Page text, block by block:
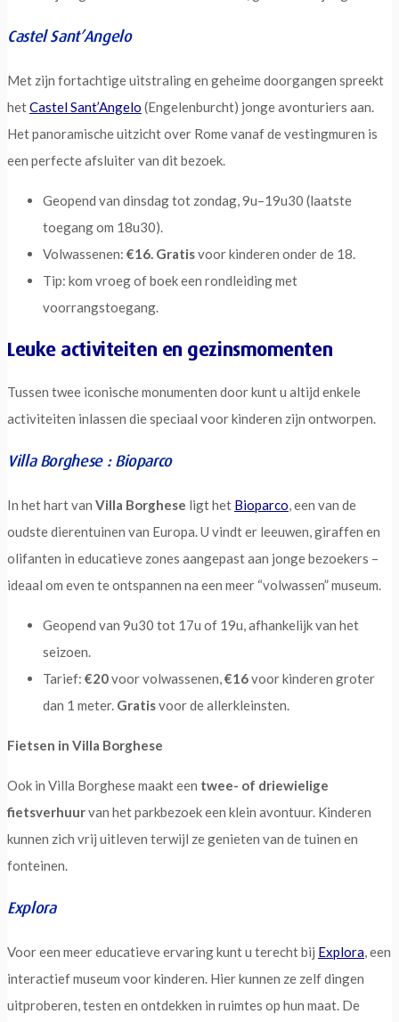
Castel Sant’Angelo
Met zijn fortachtige uitstraling en geheime doorgangen spreekt
hetCastel Sant’Angelo (Engelenburcht) jonge avonturiers aan.
Het panoramische uitzicht over Rome vanaf de vestingmuren is
een perfecte afsluiter van dit bezoek.
Geopend van dinsdag tot zondag, 9u–19u30 (laatste
toegang om 18u30).
Volwassenen: €16. Gratisvoor kinderen onder de 18.
Tip: kom vroeg of boek een rondleiding met
voorrangstoegang.
Leuke activiteiten en gezinsmomenten
Tussen twee iconische monumenten door kunt u altijd enkele
activiteiten inlassen die speciaal voor kinderen zijn ontworpen.
Villa Borghese : Bioparco
In het hart van Villa Borghese ligt het Bioparco, een van de
oudste dierentuinen van Europa. U vindt er leeuwen, giraffen en
olifanten in educatieve zones aangepast aan jonge bezoekers –
ideaal om even te ontspannen na een meer “volwassen” museum.
Geopend van 9u30 tot 17u of 19u, afhankelijk van het
seizoen.
Tarief: €20voor volwassenen,€16voor kinderen groter
dan 1 meter. Gratisvoor de allerkleinsten.
Fietsen in Villa Borghese
Ook in Villa Borghese maakt een twee- of driewielige
fietsverhuurvan het parkbezoek een klein avontuur. Kinderen
kunnen zich vrij uitleven terwijl ze genieten van de tuinen en
fonteinen.
Explora
Voor een meer educatieve ervaring kunt u terecht bij Explora, een
interactief museum voor kinderen. Hier kunnen ze zelf dingen
uitproberen, testen en ontdekken in ruimtes op hun maat. De